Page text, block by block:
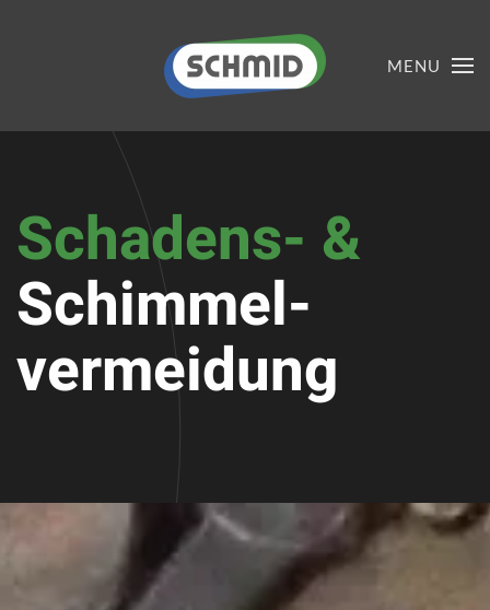
MENU
Schadens- &
Schimmel-
vermeidung